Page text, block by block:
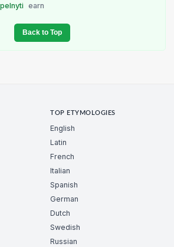
pelnyti earn
Back to Top
TOP ETYMOLOGIES
English
Latin
French
Italian
Spanish
German
Dutch
Swedish
Russian